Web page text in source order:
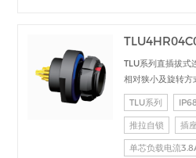
TLU系列直插拔式
相对狭小及旋转方
于电台设备、加固
备、音频视频设备
直流、高速、射
TLU系列 IP68
推拉自锁 插座
单芯负载电流